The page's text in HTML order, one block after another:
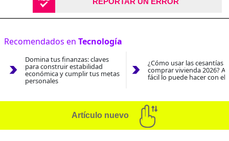
Recomendados en Tecnología
Domina tus finanzas: claves
para construir estabilidad
económica y cumplir tus metas
personales
¿Cómo usar las cesantías
comprar vivienda 2026?
fácil lo puede hacer con el
Artículo nuevo